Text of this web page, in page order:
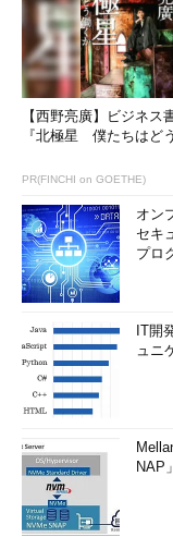
【西野亮廣】ビジネス
『北極星 僕たちはど
PR(FINCHI on GOETHE)
オン
セキ
プロ
IT開
ュニ
NAP